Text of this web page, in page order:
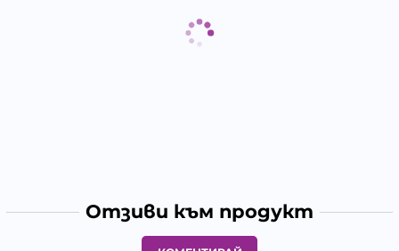
Отзиви към продукт